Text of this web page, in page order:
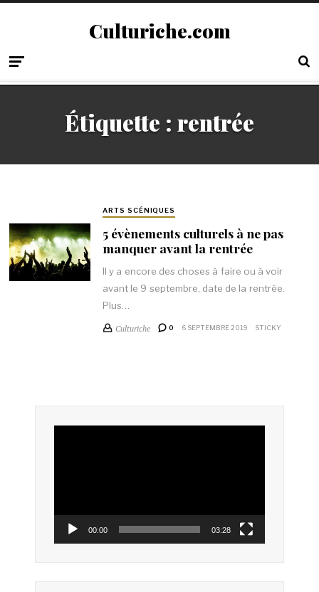
Culturiche.com
Étiquette : rentrée
ARTS SCÉNIQUES
5 évènements culturels à ne pas
manquer avant la rentrée
Il y a encore des choses à faire ou à voir
avant le 9 septembre, date de la rentrée.
Plus…
Culturiche 0 6 SEPTEMBRE 2019 STICKY
00:00 03:28